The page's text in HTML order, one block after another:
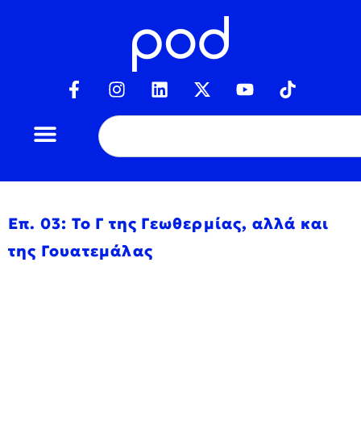
Επ. 03: Το Γ της Γεωθερμίας, αλλά και
της Γουατεμάλας